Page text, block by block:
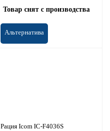
Товар снят с производства
Альтернатива
Рация Icom IC-F4036S